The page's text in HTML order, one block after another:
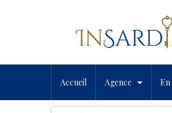
Accueil Agence En